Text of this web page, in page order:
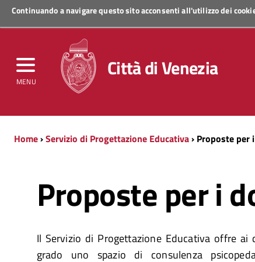
Continuando a navigare questo sito acconsenti all'utilizzo dei
MENU
Regione Veneto
Città di Venezia
Home›Servizio di Progettazione Educativa› Proposte per
Proposte per i
Il Servizio di Progettazione Educativa offre
grado uno spazio di consulenza